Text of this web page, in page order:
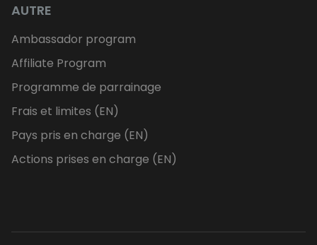
AUTRE
Ambassador program
Affiliate Program
Programme de parrainage
Frais et limites (EN)
Pays pris en charge (EN)
Actions prises en charge (EN)